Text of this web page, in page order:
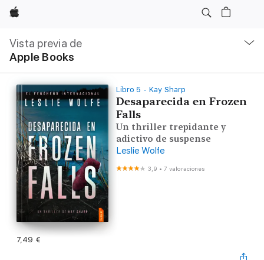
Apple
Vista previa de
Apple Books
local
Abrir
menú
Libro 5 - Kay Sharp
Desaparecida en Frozen
Falls
Un thriller trepidante y
adictivo de suspense
Leslie Wolfe
3,9 •7 valoraciones
7,49 €